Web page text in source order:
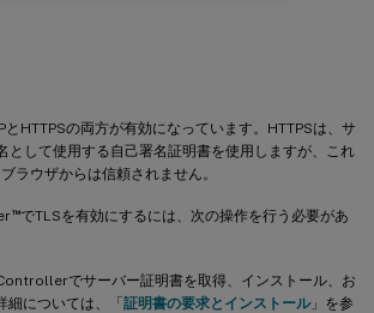
とHTTPSの両方が有効になっています。HTTPSは、サ
として使用する自己署名証明書を使用しますが、これ
ラウザからは信頼されません。
™でTLSを有効にするには、次の操作を行う必要があ
でサーバー証明書を取得、インストール、お
細については、「証明書の要求とインストール」を参